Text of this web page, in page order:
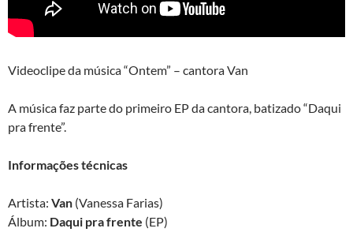
Videoclipe da música “Ontem” – cantora Van
A música faz parte do primeiro EP da cantora, batizado “Daqui
pra frente”.
Informações técnicas
Artista: Van (Vanessa Farias)
Álbum: Daqui pra frente (EP)